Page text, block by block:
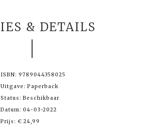
& DETAILS
ISBN: 9789044358025
Uitgave: Paperback
Status: Beschikbaar
Datum: 04-03-2022
Prijs: € 24,99